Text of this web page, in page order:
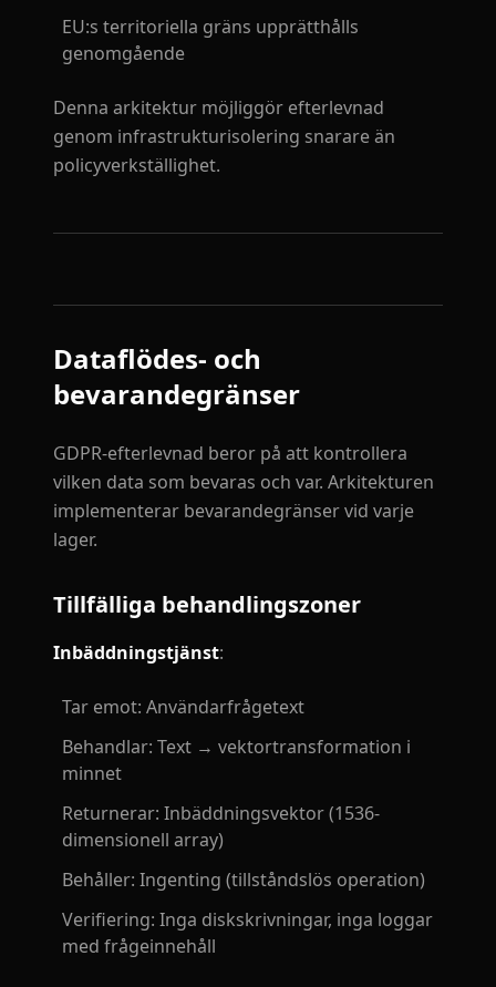
EU:s territoriella gräns upprätthålls
genomgående
Denna arkitektur möjliggör efterlevnad
genom infrastrukturisolering snarare än
policyverkställighet.
Dataflödes- och
bevarandegränser
GDPR-efterlevnad beror på att kontrollera
vilken data som bevaras och var. Arkitekturen
implementerar bevarandegränser vid varje
lager.
Tillfälliga behandlingszoner
Inbäddningstjänst:
Tar emot: Användarfrågetext
Behandlar: Text → vektortransformation i
minnet
Returnerar: Inbäddningsvektor (1536-
dimensionell array)
Behåller: Ingenting (tillståndslös operation)
Verifiering: Inga diskskrivningar, inga loggar
med frågeinnehåll